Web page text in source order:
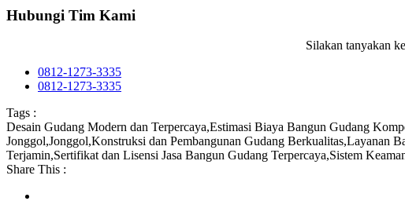
Hubungi Tim Kami
Silakan tanyakan
0812-1273-3335
0812-1273-3335
Tags :
Desain Gudang Modern dan Terpercaya,Estimasi Biaya Bangun Gudang
Jonggol,Jonggol,Konstruksi dan Pembangunan Gudang Berkualitas,Layanan
Terjamin,Sertifikat dan Lisensi Jasa Bangun Gudang Terpercaya,Sistem
Share This :